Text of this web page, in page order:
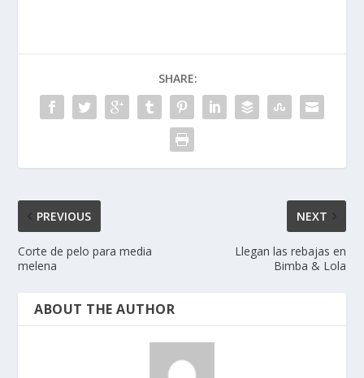
SHARE:
PREVIOUS
Corte de pelo para media
melena
NEXT
Llegan las rebajas en
Bimba & Lola
ABOUT THE AUTHOR